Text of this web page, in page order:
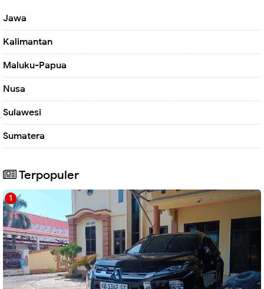
Jawa
Kalimantan
Maluku-Papua
Nusa
Sulawesi
Sumatera
Terpopuler